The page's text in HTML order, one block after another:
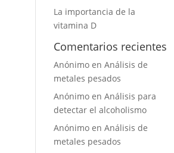
La importancia de la
vitamina D
Comentarios recientes
Anónimo enAnálisis de
metales pesados
Anónimo enAnálisis para
detectar el alcoholismo
Anónimo enAnálisis de
metales pesados